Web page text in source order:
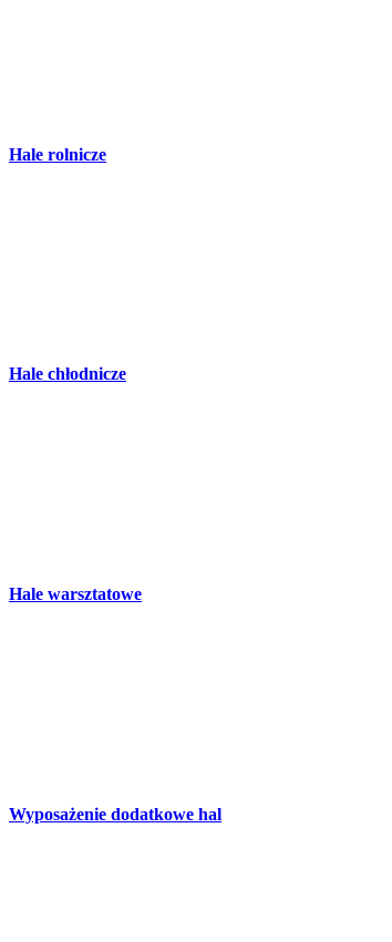
Hale rolnicze
Hale chłodnicze
Hale warsztatowe
Wyposażenie dodatkowe hal